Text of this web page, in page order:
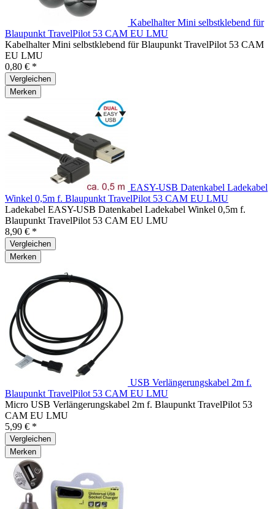
Kabelhalter Mini selbstklebend für
Blaupunkt TravelPilot 53 CAM EU LMU
Kabelhalter Mini selbstklebend für Blaupunkt TravelPilot 53 CAM
EU LMU
0,80 € *
Vergleichen
Merken
EASY-USB Datenkabel Ladekabel
Winkel 0,5m f. Blaupunkt TravelPilot 53 CAM EU LMU
Ladekabel EASY-USB Datenkabel Ladekabel Winkel 0,5m f.
Blaupunkt TravelPilot 53 CAM EU LMU
8,90 € *
Vergleichen
Merken
USB Verlängerungskabel 2m f.
Blaupunkt TravelPilot 53 CAM EU LMU
Micro USB Verlängerungskabel 2m f. Blaupunkt TravelPilot 53
CAM EU LMU
5,99 € *
Vergleichen
Merken